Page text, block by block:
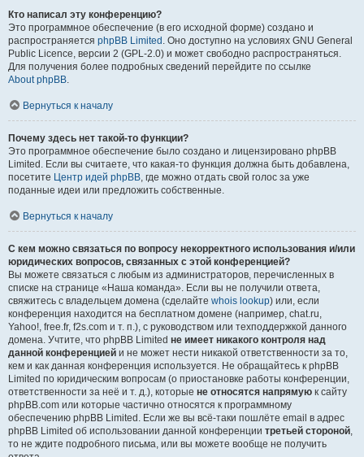
Кто написал эту конференцию?
Это программное обеспечение (в его исходной форме) создано и
распространяется phpBB Limited . Оно доступно на условиях GNU General
Public Licence, версии 2 (GPL-2.0) и может свободно распространяться.
Для получения более подробных сведений перейдите по ссылке
About phpBB.
Вернуться к началу
Почему здесь нет такой-то функции?
Это программное обеспечение было создано и лицензировано phpBB
Limited. Если вы считаете, что какая-то функция должна быть добавлена,
посетите Центр идей phpBB, где можно отдать свой голос за уже
поданные идеи или предложить собственные.
Вернуться к началу
С кем можно связаться по вопросу некорректного использования и/или
юридических вопросов, связанных с этой конференцией?
Вы можете связаться с любым из администраторов, перечисленных в
списке на странице «Наша команда». Если вы не получили ответа,
свяжитесь с владельцем домена (сделайте whois lookup) или, если
конференция находится на бесплатном домене (например, chat.ru,
Yahoo!, free.fr, f2s.com и т. п.), с руководством или техподдержкой данного
домена. Учтите, что phpBB Limited не имеет никакого контроля над
данной конференцией и не может нести никакой ответственности за то,
кем и как данная конференция используется. Не обращайтесь к phpBB
Limited по юридическим вопросам (о приостановке работы конференции,
ответственности за неё и т. д.), которые не относятся напрямую к сайту
phpBB.com или которые частично относятся к программному
обеспечению phpBB Limited. Если же вы всё-таки пошлёте email в адрес
phpBB Limited об использовании данной конференции третьей стороной,
то не ждите подробного письма, или вы можете вообще не получить